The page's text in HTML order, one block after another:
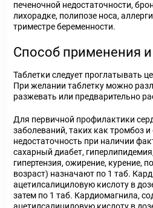
печеночной недостаточности,
лихорадке, полипозе носа,
триместре беременности.
Способ применения
Таблетки следует проглатывать
При желании таблетку можно
разжевать или предварительно
Для первичной профилактики
заболеваний, таких как тромбоз и
недостаточность при наличии
сахарный диабет,
гипертензия, ожирение, курение,
возраст) назначают по 1 таб.
ацетилсалициловую кислоту в
затем по 1 таб. Кардиомагнила,